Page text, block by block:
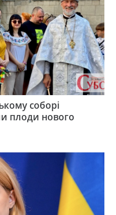
соборі
плоди нового